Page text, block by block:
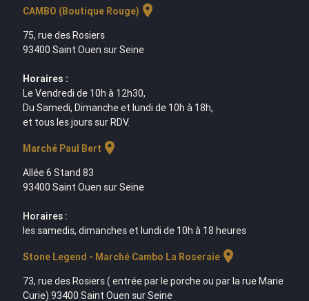
CAMBO (Boutique Rouge) location_on
75, rue des Rosiers
93400 Saint Ouen sur Seine
Horaires :
Le Vendredi de 10h à 12h30,
Du Samedi, Dimanche et lundi de 10h à 18h,
et tous les jours sur RDV.
Marché Paul Bert location_on
Allée 6 Stand 83
93400 Saint Ouen sur Seine
Horaires :
les samedis, dimanches et lundi de 10h à 18 heures
Stone Legend - Marché Cambo La Roseraielocation_on
73, rue des Rosiers ( entrée par le porche ou par la rue Marie
Curie) 93400 Saint Ouen sur Seine